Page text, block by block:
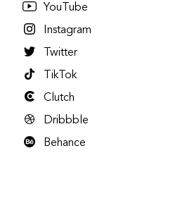
YouTube
Instagram
Twitter
TikTok
Clutch
Dribbble
Behance